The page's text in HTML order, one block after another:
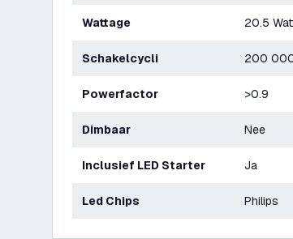
Wattage 20.5
Schakelcycli 200
Powerfactor >0.9
Dimbaar Nee
Inclusief LED Starter Ja
Led Chips Philips